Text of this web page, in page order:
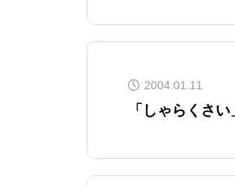
2004.01.11
「しゃらくさ